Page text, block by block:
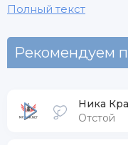
Твоей новой новой
Украду её кредитки
Я перееду ее
Полный текст
Рекомендуем
Ника
Отстой